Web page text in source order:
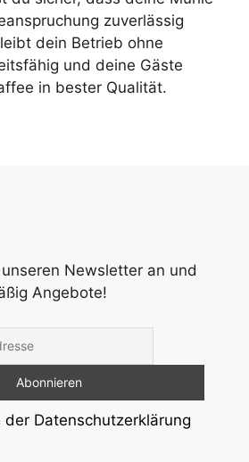
zuverlässig
dein Betrieb ohne
und deine Gäste
in bester Qualität.
Newsletter an und
Angebote!
der Datenschutzerklärung